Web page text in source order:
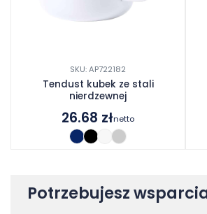
SKU: AP722182
Tendust kubek ze stali
nierdzewnej
26.68 złnetto
Potrzebujesz